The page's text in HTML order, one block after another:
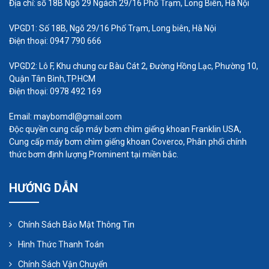
Máy bơm màng tắt mở giữa có tải và
không tải
Sự cố này xảy ra có thể do đường ống bị rò rỉ, áp
suất của máy quá nhỏ so với áp suất khí cấp cho
Địa chỉ: số 18B Ngõ 29 Ngách 29/16 Phố Trạm, Long Biên, Hà Nội
VPGD1: Số 18B, Ngõ 29/16 Phố Trạm, Long biên, Hà Nội
Điện thoại: 0947 790 666
VPGD2: Lô F, Khu chung cư Bàu Cát 2, Đường Hồng Lạc, Phường 10,
Quận Tân Bình,TP.HCM
Điện thoại: 0978 492 169
Email: maybomdl@gmail.com
Độc quyền cung cấp máy bơm chìm giếng khoan Franklin USA,
Cung cấp máy bơm chìm giếng khoan Coverco, Phân phối chính
thức bơm định lượng Prominent tại miền bắc.
HƯỚNG DẪN
Chính Sách Bảo Mật Thông Tin
Hình Thức Thanh Toán
Chính Sách Vận Chuyển